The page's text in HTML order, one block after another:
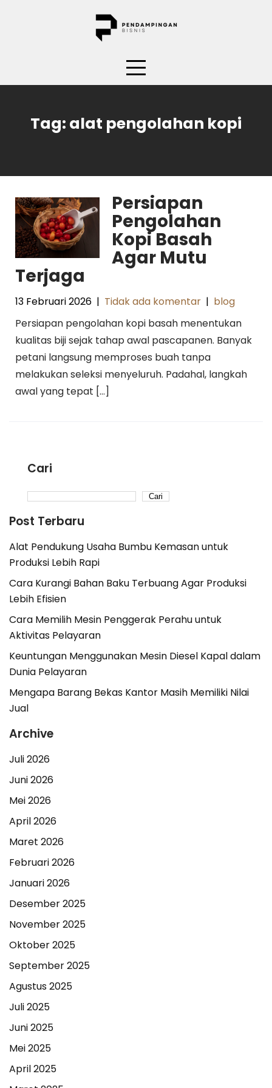
Tag: alat pengolahan kopi
Persiapan
Pengolahan
Kopi Basah
Agar Mutu
Terjaga
13 Februari 2026 | Tidak ada komentar | blog
Persiapan pengolahan kopi basah menentukan
kualitas biji sejak tahap awal pascapanen. Banyak
petani langsung memproses buah tanpa
melakukan seleksi menyeluruh. Padahal, langkah
awal yang tepat […]
Cari
Cari
Post Terbaru
Alat Pendukung Usaha Bumbu Kemasan untuk
Produksi Lebih Rapi
Cara Kurangi Bahan Baku Terbuang Agar Produksi
Lebih Efisien
Cara Memilih Mesin Penggerak Perahu untuk
Aktivitas Pelayaran
Keuntungan Menggunakan Mesin Diesel Kapal dalam
Dunia Pelayaran
Mengapa Barang Bekas Kantor Masih Memiliki Nilai
Jual
Archive
Juli 2026
Juni 2026
Mei 2026
April 2026
Maret 2026
Februari 2026
Januari 2026
Desember 2025
November 2025
Oktober 2025
September 2025
Agustus 2025
Juli 2025
Juni 2025
Mei 2025
April 2025